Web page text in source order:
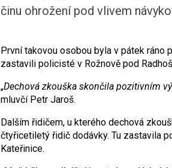
činu ohrožení pod vlivem
První takovou osobou byla v pátek ráno
zastavili policisté v Rožnově pod
„Dechová zkouška skončila pozitivním
mluvčí Petr Jaroš.
Dalším řidičem, u kterého dechová
čtyřicetiletý řidič dodávky. Tu zastavila
Kateřinice.